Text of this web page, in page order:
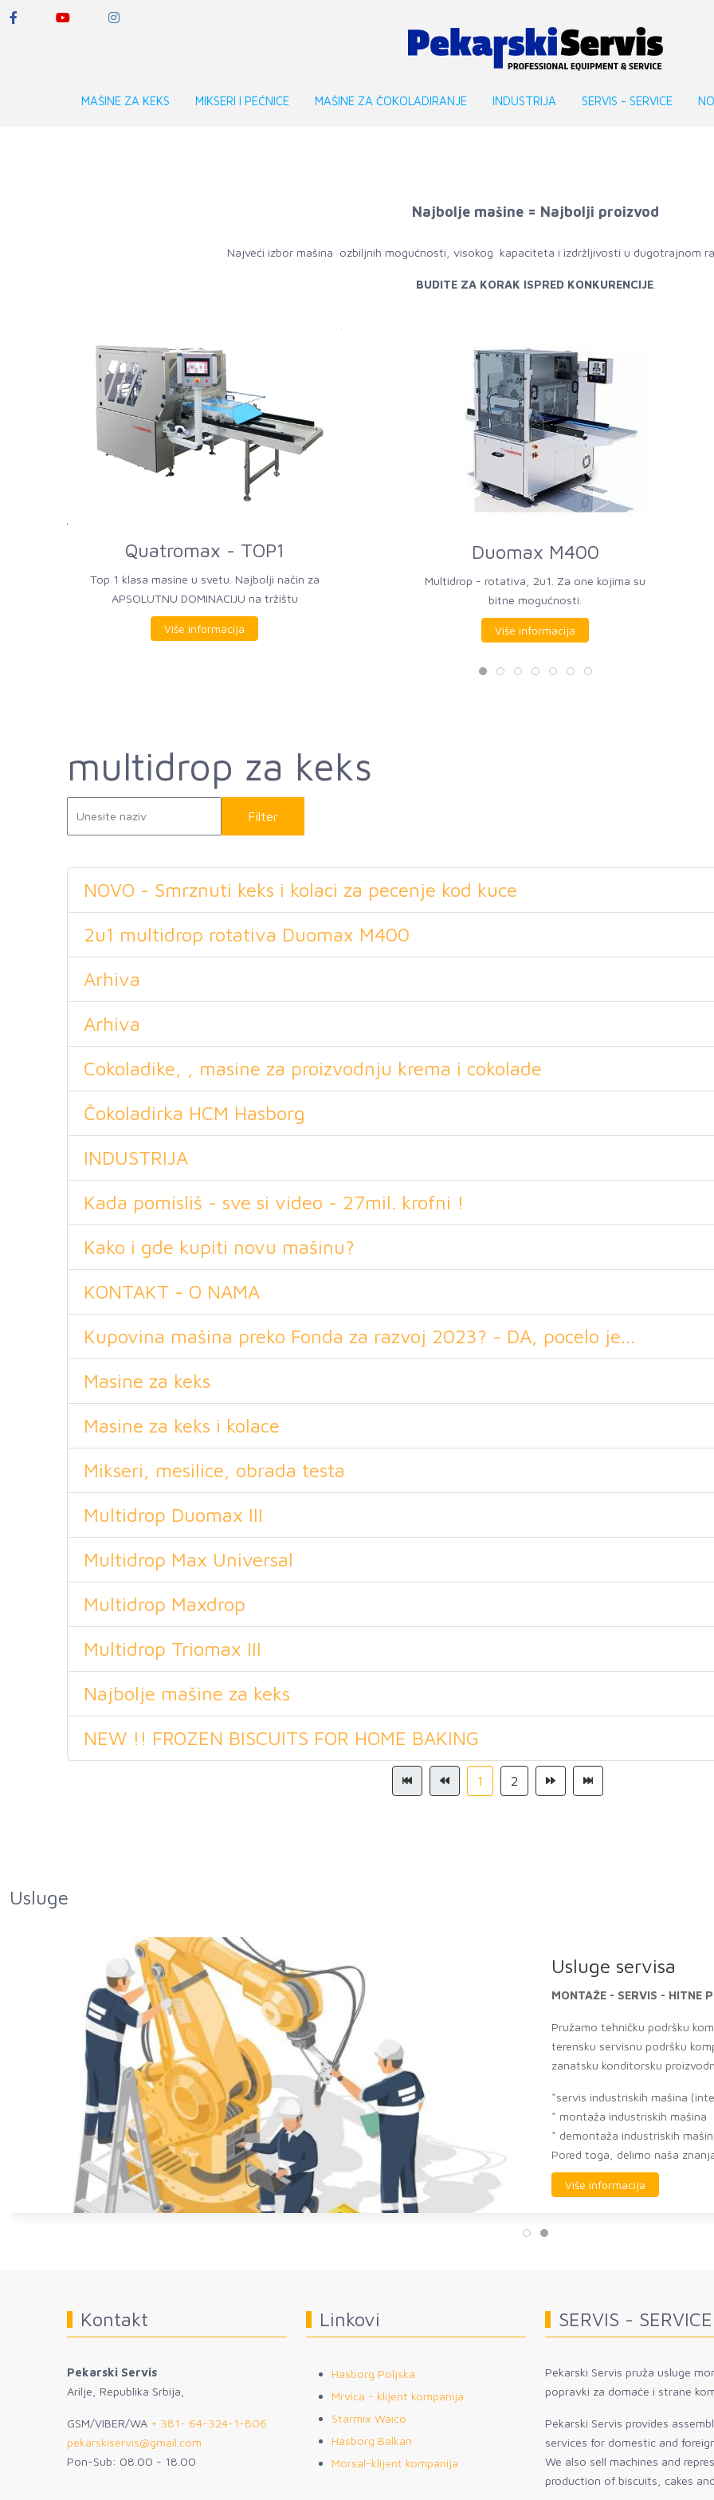
MAŠINE ZA KEKS MIKSERI I PEĆNICE MAŠINE ZA ČOKOLADIRANJE INDUSTRIJA SERVIS - SERVICE
Najbolje mašine = Najbolji proizvod
Najveći izbor mašina ozbiljnih mogućnosti, visokog kapaciteta i izdržljivosti u dugotrajnom
BUDITE ZA KORAK ISPRED KONKURENCIJE.
Quatromax - TOP1
Top 1 klasa masine u svetu. Najbolji način za
APSOLUTNU DOMINACIJU na tržištu
Više informacija
Duomax M400
Multidrop - rotativa, 2u1. Za one kojima su
bitne mogućnosti.
Više informacija
multidrop za keks
Filter
NOVO - Smrznuti keks i kolaci za pecenje kod kuce
2u1 multidrop rotativa Duomax M400
Arhiva
Arhiva
Cokoladike, , masine za proizvodnju krema i cokolade
Čokoladirka HCM Hasborg
INDUSTRIJA
Kada pomisliš - sve si video - 27mil. krofni !
Kako i gde kupiti novu mašinu?
KONTAKT - O NAMA
Kupovina mašina preko Fonda za razvoj 2023? - DA, pocelo je...
Masine za keks
Masine za keks i kolace
Mikseri, mesilice, obrada testa
Multidrop Duomax III
Multidrop Max Universal
Multidrop Maxdrop
Multidrop Triomax III
Najbolje mašine za keks
NEW !! FROZEN BISCUITS FOR HOME BAKING
1 2
Usluge
Usluge servisa
MONTAŽE - SERVIS - HITNE
Pružamo tehničku podršku
terensku servisnu podršku
zanatsku konditorsku
*servis industriskih mašina
* montaža industriskih mašina
* demontaža industriskih
Pored toga, delimo naša
Više informacija
Kontakt
Pekarski Servis
Arilje, Republika Srbija,
GSM/VIBER/WA + 381- 64-324-1-806
pekarskiservis@gmail.com
Pon-Sub: 08.00 - 18.00
Linkovi
Hasborg Poljska
Mrvica - klijent kompanija
Starmix Waico
Hasborg Balkan
Morsal-klijent kompanija
SERVIS - SERVICE
Pekarski Servis pruža usluge
popravki za domaće i strane
Pekarski Servis provides
services for domestic and
We also sell machines and
production of biscuits, cakes